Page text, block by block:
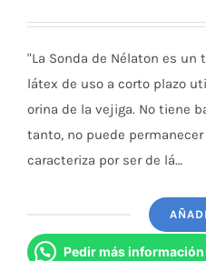
"La Sonda de Nélaton es un
látex de uso a corto plazo
orina de la vejiga. No tiene
tanto, no puede
caracteriza por ser de lá…
Nelaton
Pedir más información